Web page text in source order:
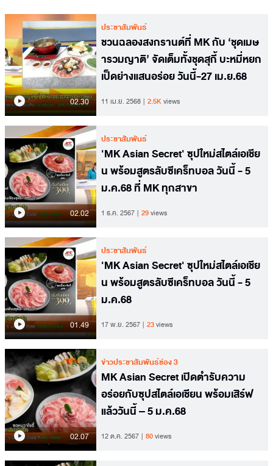
02.30
ประชาสัมพันธ์
ชวนฉลองสงกรานต์ที่ MK กับ ‘ชุดเมษ
ารวมญาติ’ จัดเต็มทั้งชุดสุกี้ บะหมี่หยก
เป็ดย่างแสนอร่อย วันนี้-27 เม.ย.68
11 เม.ย. 2568 2.5Kviews
02.02
ประชาสัมพันธ์
'MK Asian Secret' ซุปใหม่สไตล์เอเชีย
น พร้อมสูตรลับซีเคร็ทบอล วันนี้ - 5
ม.ค.68 ที่ MK ทุกสาขา
1 ธ.ค. 2567 29views
01.49
ประชาสัมพันธ์
'MK Asian Secret' ซุปใหม่สไตล์เอเชีย
น พร้อมสูตรลับซีเคร็ทบอล วันนี้ - 5
ม.ค.68
17 พ.ย. 2567 23views
02.07
ข่าวประชาสัมพันธ์ช่อง 3
MK Asian Secret เปิดตำรับความ
อร่อยกับซุปสไตล์เอเชียน พร้อมเสิร์ฟ
แล้ววันนี้ – 5 ม.ค.68
12 ต.ค. 2567 80views